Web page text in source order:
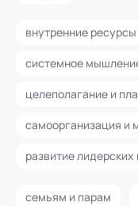
внутренние
системное
целеполагание и
самоорганизация и
развитие лидерских
семьям и парам